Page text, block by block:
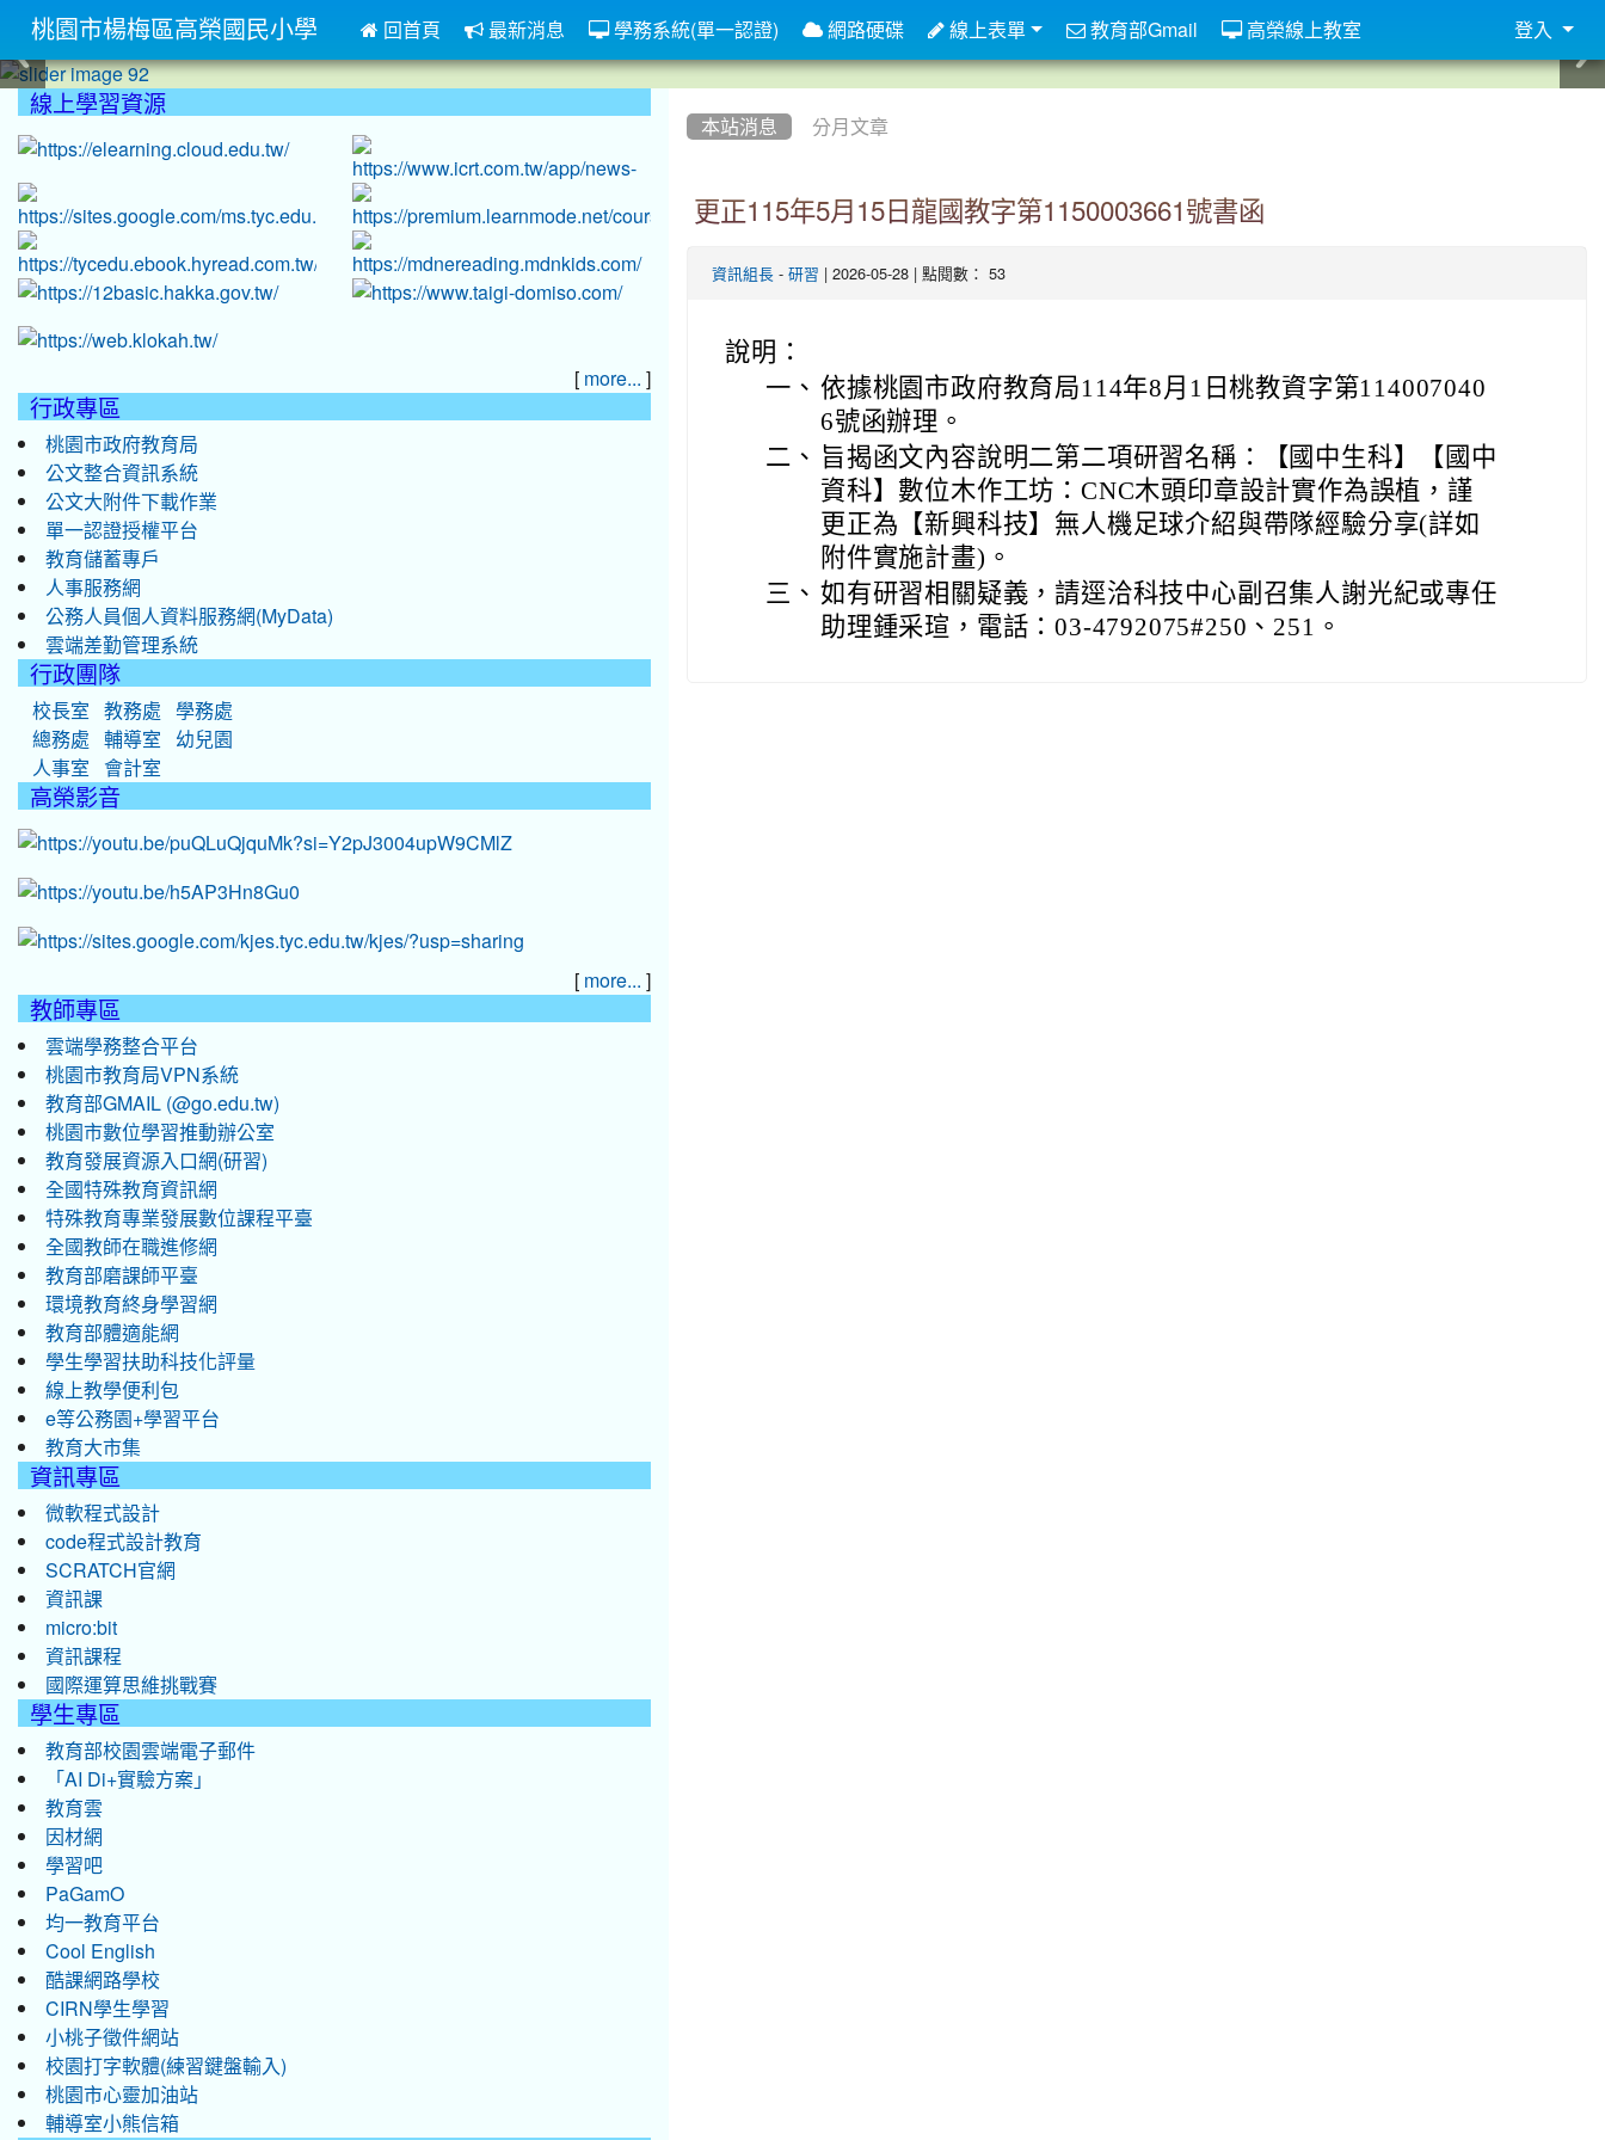
本站消息 分月文章
更正115年5月15日龍國教字第1150003661號書函
資訊組長 - 研習 | 2026-05-28 | 點閱數： 53
說明：
一、 依據桃園市政府教育局114年8月1日桃教資字第114007040
6號函辦理。
二、 旨揭函文內容說明二第二項研習名稱：【國中生科】【國中
資科】數位木作工坊：CNC木頭印章設計實作為誤植，謹
更正為【新興科技】無人機足球介紹與帶隊經驗分享(詳如
附件實施計畫)。
三、 如有研習相關疑義，請逕洽科技中心副召集人謝光紀或專任
助理鍾采瑄，電話：03-4792075#250、251。
線上學習資源
[ more... ]
行政專區
桃園市政府教育局
公文整合資訊系統
公文大附件下載作業
單一認證授權平台
教育儲蓄專戶
人事服務網
公務人員個人資料服務網(MyData)
雲端差勤管理系統
行政團隊
校長室 教務處
學務處
總務處
輔導室
幼兒園
人事室
會計室
高榮影音
[ more... ]
教師專區
雲端學務整合平台
桃園市教育局VPN系統
教育部GMAIL (@go.edu.tw)
桃園市數位學習推動辦公室
教育發展資源入口網(研習)
全國特殊教育資訊網
特殊教育專業發展數位課程平臺
全國教師在職進修網
教育部磨課師平臺
環境教育終身學習網
教育部體適能網
學生學習扶助科技化評量
線上教學便利包
e等公務園+學習平台
教育大市集
資訊專區
微軟程式設計
code程式設計教育
SCRATCH官網
資訊課
micro:bit
資訊課程
國際運算思維挑戰賽
學生專區
教育部校園雲端電子郵件
「AI Di+實驗方案」
教育雲
因材網
學習吧
PaGamO
均一教育平台
Cool English
酷課網路學校
CIRN學生學習
小桃子徵件網站
校園打字軟體(練習鍵盤輸入)
桃園市心靈加油站
輔導室小熊信箱
桃園市楊梅區高榮國民小學 回首頁 最新消息 學務系統(單一認證) 網路硬碟 線上表單 教育部Gmail 高榮線上教室 登入